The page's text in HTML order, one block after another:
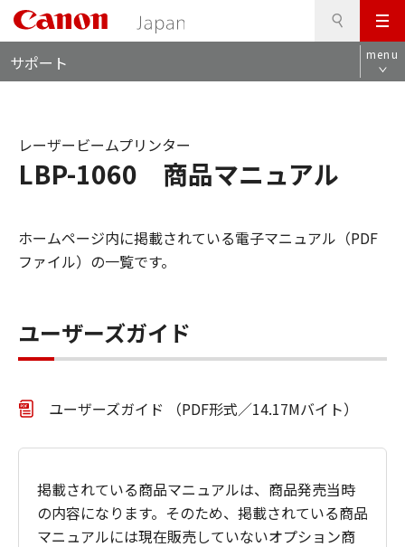
メ
ニ
ュ
サポート menu
LBP-1060 商品マニュアル
レーザービームプリンター
ホームページ内に掲載されている電子マニュアル（PDF
ファイル）の一覧です。
ユーザーズガイド
ユーザーズガイド （PDF形式／14.17Mバイト）
掲載されている商品マニュアルは、商品発売当時
の内容になります。そのため、掲載されている商品
マニュアルには現在販売していないオプション商